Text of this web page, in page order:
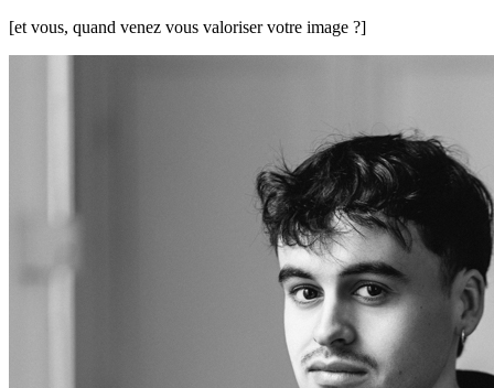
[et vous, quand venez vous valoriser votre image ?]